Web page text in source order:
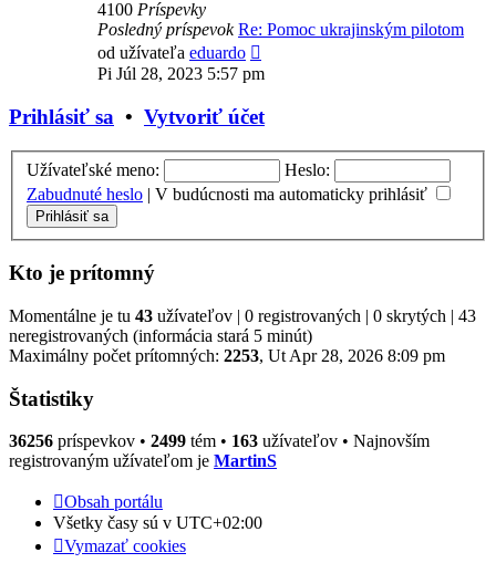
4100 Príspevky
Posledný príspevok Re: Pomoc ukrajinským pilotom
od užívateľa eduardo
posledný
Pi Júl 28, 2023 5:57 pm
Prihlásiť sa • Vytvoriť účet
Užívateľské meno:
Heslo:
Zabudnuté heslo | V budúcnosti ma automaticky prihlásiť
Kto je prítomný
Momentálne je tu 43 užívateľov | 0 registrovaných | 0 skrytých | 43
neregistrovaných (informácia stará 5 minút)
Maximálny počet prítomných: 2253, Ut Apr 28, 2026 8:09 pm
Štatistiky
36256 príspevkov • 2499 tém • 163 užívateľov • Najnovším
registrovaným užívateľom je MartinS
Obsah portálu
Všetky časy sú v UTC+02:00
Vymazať cookies